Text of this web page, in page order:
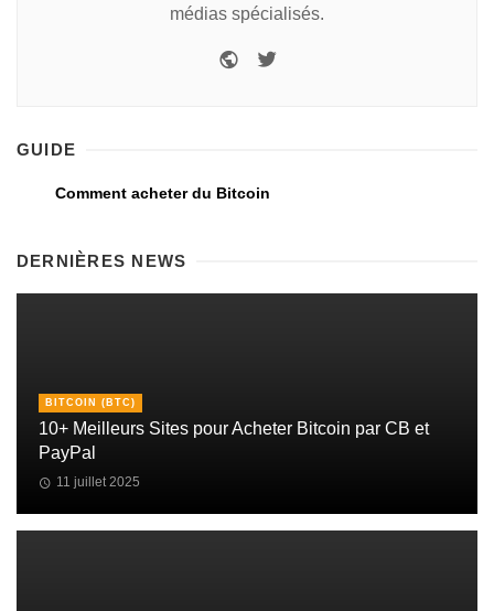
médias spécialisés.
GUIDE
Comment acheter du Bitcoin
DERNIÈRES NEWS
BITCOIN (BTC)
10+ Meilleurs Sites pour Acheter Bitcoin par CB et
PayPal
11 juillet 2025